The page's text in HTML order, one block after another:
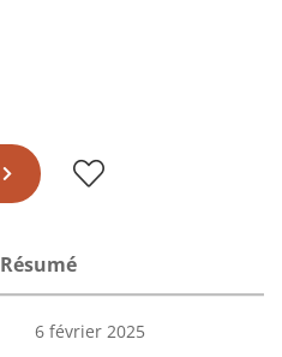
Résumé
6 février 2025